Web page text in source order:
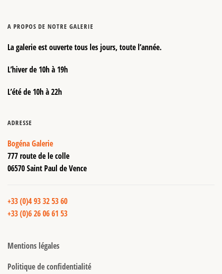
A PROPOS DE NOTRE GALERIE
La galerie est ouverte tous les jours, toute l’année.
L’hiver de 10h à 19h
L’été de 10h à 22h
ADRESSE
Bogéna Galerie
777 route de le colle
06570 Saint Paul de Vence
+33 (0)4 93 32 53 60
+33 (0)6 26 06 61 53
Mentions légales
Politique de confidentialité